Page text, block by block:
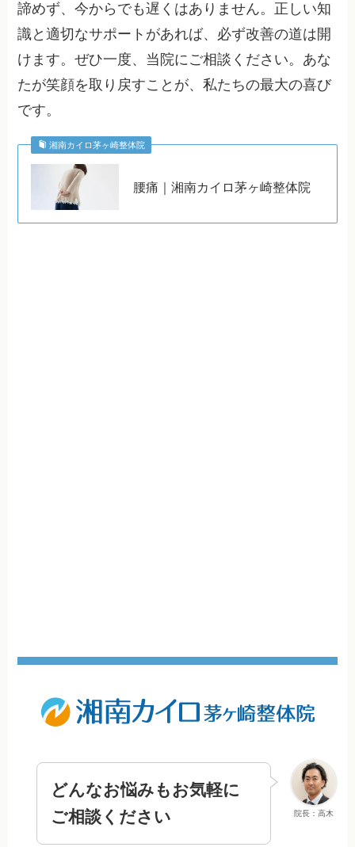
諦めず、今からでも遅くはありません。正しい知
識と適切なサポートがあれば、必ず改善の道は開
けます。ぜひ一度、当院にご相談ください。あな
たが笑顔を取り戻すことが、私たちの最大の喜び
です。
湘南カイロ茅ヶ崎整体院
腰痛｜湘南カイロ茅ヶ崎整体院
院長：高木
どんなお悩みもお気軽に
ご相談ください